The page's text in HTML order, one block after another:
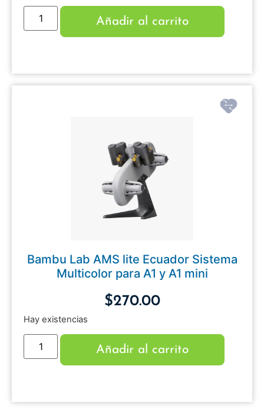
Añadir al carrito
Bambu Lab AMS lite Ecuador Sistema
Multicolor para A1 y A1 mini
$270.00
Hay existencias
Añadir al carrito